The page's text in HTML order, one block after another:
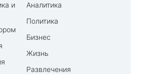
и
Аналитика
Политика
Бизнес
Жизнь
Развлечения